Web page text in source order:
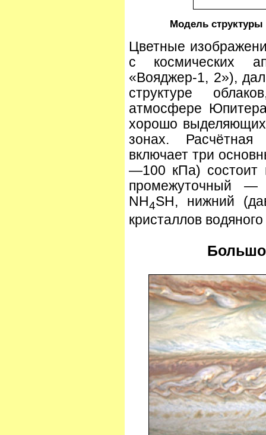
Модель
Цветные
с космических
«Вояджер-1, 2»),
структуре
атмосфере
хорошо
зонах. Расчётная
включает три
—100 кПа) состоит
промежуточный —
NH4SH, нижний
кристаллов